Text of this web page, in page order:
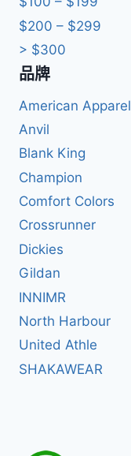
$200 – $299
> $300
品牌
American Apparel
Anvil
Blank King
Champion
Comfort Colors
Crossrunner
Dickies
Gildan
INNIMR
North Harbour
United Athle
SHAKAWEAR